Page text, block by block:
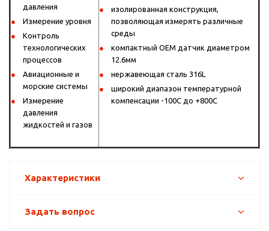
давления
Измерение уровня
Контроль
технологических
процессов
Авиационные и
морские системы
Измерение
давления
жидкостей и газов
изолированная конструкция,
позволяющая измерять различные
среды
компактный OEM датчик диаметром
12.6мм
нержавеющая сталь 316L
широкий диапазон температурной
компенсации -100С до +800С
Характеристики
Задать вопрос